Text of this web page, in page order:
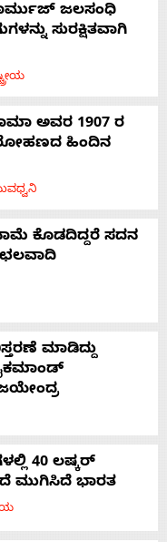
ಜಲಸಂಧಿ
ಸುರಕ್ಷಿತವಾಗಿ
ಅವರ 1907 ರ
ಹಿಂದಿನ
ಕೊಡದಿದ್ದರೆ ಸದನ
ಮಾಡಿದ್ದು
40 ಲಷ್ಕರ್
ಮುಗಿಸಿದೆ ಭಾರತ